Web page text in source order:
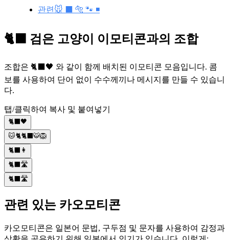
관련🐭 ⬛ 🐅 🐾 ◾
🐈‍⬛ 검은 고양이 이모티콘과의 조합
조합은 🐈‍⬛🖤 와 같이 함께 배치된 이모티콘 모음입니다. 콤
보를 사용하여 단어 없이 수수께끼나 메시지를 만들 수 있습니
다.
탭/클릭하여 복사 및 붙여넣기
🐈‍⬛🖤
🐱🐈🐈‍⬛🐯🦁
🐈‍⬛👩
🐈‍⬛🛣
🐈‍⬛🛣
관련 있는 카오모티콘
카오모티콘은 일본어 문법, 구두점 및 문자를 사용하여 감정과